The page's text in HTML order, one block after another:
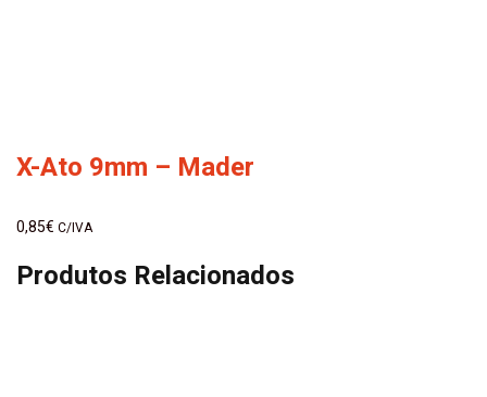
X-Ato 9mm – Mader
0,85€ C/IVA
Produtos Relacionados